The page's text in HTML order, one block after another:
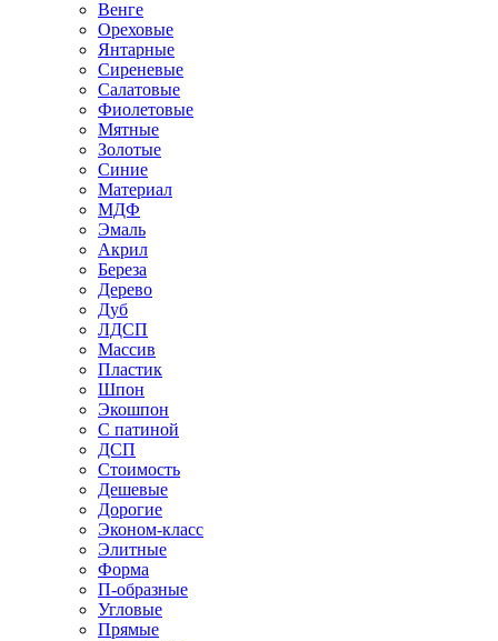
Венге
Ореховые
Янтарные
Сиреневые
Салатовые
Фиолетовые
Мятные
Золотые
Синие
Материал
МДФ
Эмаль
Акрил
Береза
Дерево
Дуб
ЛДСП
Массив
Пластик
Шпон
Экошпон
С патиной
ДСП
Стоимость
Дешевые
Дорогие
Эконом-класс
Элитные
Форма
П-образные
Угловые
Прямые